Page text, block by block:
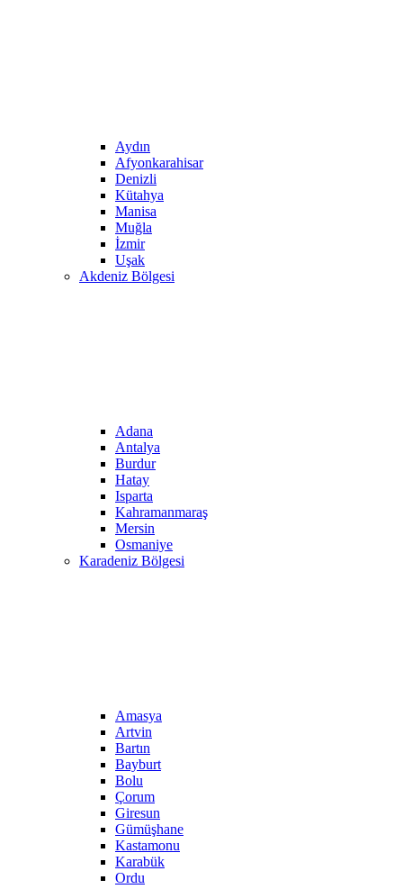
Aydın
Afyonkarahisar
Denizli
Kütahya
Manisa
Muğla
İzmir
Uşak
Akdeniz Bölgesi
Adana
Antalya
Burdur
Hatay
Isparta
Kahramanmaraş
Mersin
Osmaniye
Karadeniz Bölgesi
Amasya
Artvin
Bartın
Bayburt
Bolu
Çorum
Giresun
Gümüşhane
Kastamonu
Karabük
Ordu